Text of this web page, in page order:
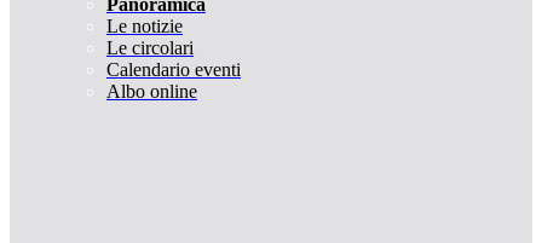
Panoramica
Le notizie
Le circolari
Calendario eventi
Albo online